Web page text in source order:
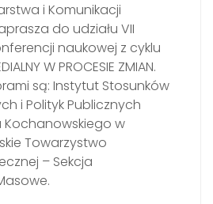
i Komunikacji
do udziału VII
naukowej z cyklu
W PROCESIE ZMIAN.
są: Instytut Stosunków
i Polityk Publicznych
Kochanowskiego w
Towarzystwo
– Sekcja